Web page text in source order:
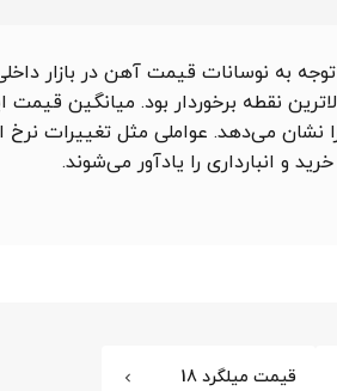
قیمت آهن
نشان می‌دهد. عواملی مثل تغییرات
و انبارداری را یادآور می‌شوند.
قیمت میلگرد 18